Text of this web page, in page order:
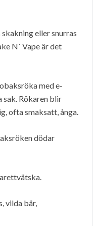
eller snurras
N´ Vape är det
med e-
sak. Rökaren blir
ofta smaksatt, ånga.
dödar
vilda bär,